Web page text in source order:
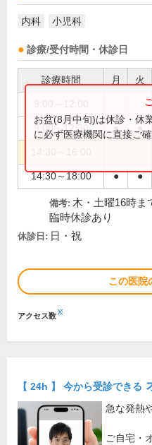
内科 小児科
診療/受付時間・休診日
診療時間 月 火
9:00～12:30 ● ●
14:30～18:00 ● ●
お盆(8月中旬)は休診・休
に必ず医療機関に直接ご確
備考: 木・土曜16時ま
臨時休診あり
休診日: 日・祝
この医院
アクセス数※
【 24h 】 今から受診できる
急な発熱
ご自宅・